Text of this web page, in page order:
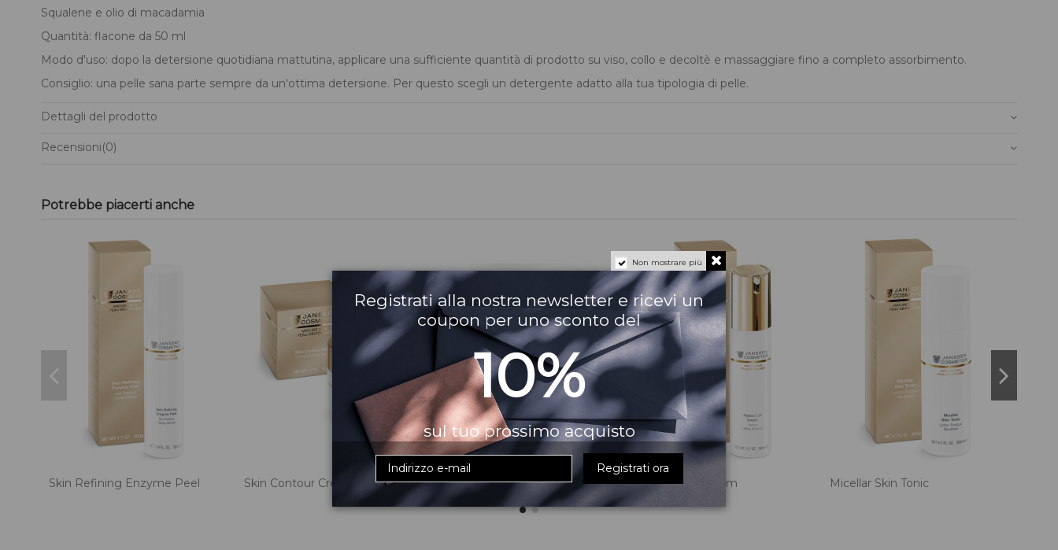
Squalene e olio di macadamia
Quantità: flacone da 50 ml
Modo d'uso: dopo la detersione quotidiana mattutina, applicare una sufficiente quantità di prodotto su viso, collo e decoltè e massaggiare fino a completo assorbimento.
Consiglio: una pelle sana parte sempre da un'ottima detersione. Per questo scegli un detergente adatto alla tua tipologia di pelle.
Dettagli del prodotto
Recensioni(0)
Potrebbe piacerti anche
Skin Refining Enzyme Peel Skin Contour Cream Triple Action Skin Recovery Perfect Lift Cream Micellar Skin Tonic
Non mostrare più
Registrati alla nostra newsletter e ricevi un
coupon per uno sconto del
10%
sul tuo prossimo acquisto
Registrati ora